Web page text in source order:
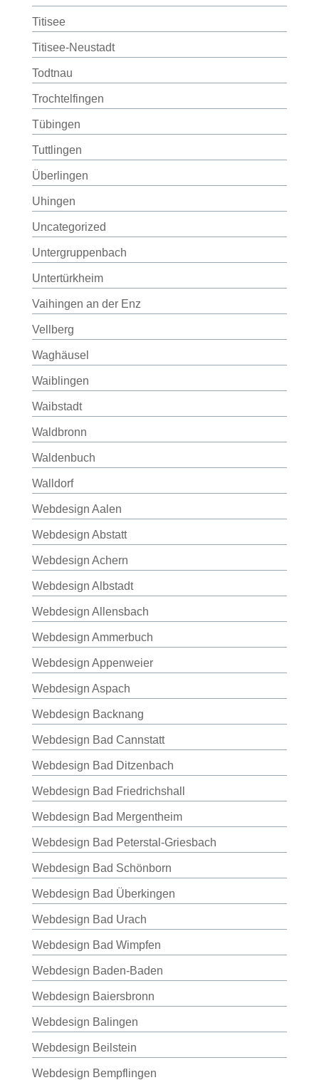
Titisee
Titisee-Neustadt
Todtnau
Trochtelfingen
Tübingen
Tuttlingen
Überlingen
Uhingen
Uncategorized
Untergruppenbach
Untertürkheim
Vaihingen an der Enz
Vellberg
Waghäusel
Waiblingen
Waibstadt
Waldbronn
Waldenbuch
Walldorf
Webdesign Aalen
Webdesign Abstatt
Webdesign Achern
Webdesign Albstadt
Webdesign Allensbach
Webdesign Ammerbuch
Webdesign Appenweier
Webdesign Aspach
Webdesign Backnang
Webdesign Bad Cannstatt
Webdesign Bad Ditzenbach
Webdesign Bad Friedrichshall
Webdesign Bad Mergentheim
Webdesign Bad Peterstal-Griesbach
Webdesign Bad Schönborn
Webdesign Bad Überkingen
Webdesign Bad Urach
Webdesign Bad Wimpfen
Webdesign Baden-Baden
Webdesign Baiersbronn
Webdesign Balingen
Webdesign Beilstein
Webdesign Bempflingen